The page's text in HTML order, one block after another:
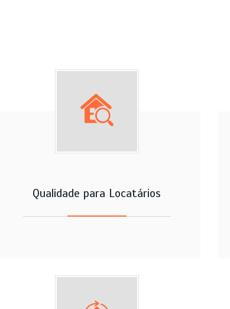
Qualidade para Locatários